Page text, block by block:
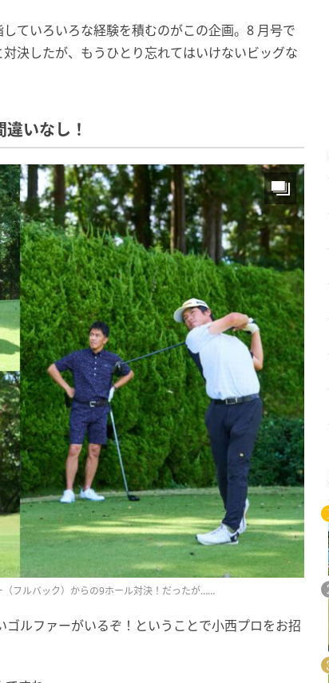
ていろいろな経験を積むのがこの企画。8 月号で
決したが、もうひとり忘れてはいけないビッグな
いなし！
フルバック）からの9ホール対決！だったが……
ルファーがいるぞ！ということで小西プロをお招